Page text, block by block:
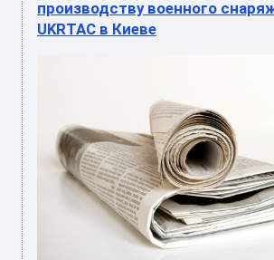
производству военного
UKRTAC в Киеве